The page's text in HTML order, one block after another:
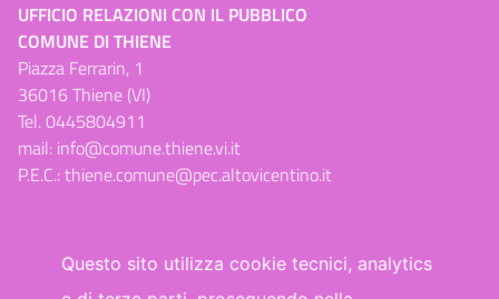
UFFICIO RELAZIONI CON IL PUBBLICO
COMUNE DI THIENE
Piazza Ferrarin, 1
36016 Thiene (VI)
Tel.0445804911
mail: info@comune.thiene.vi.it
P.E.C.:thiene.comune@pec.altovicentino.it
Questo sito utilizza cookie tecnici, analytics